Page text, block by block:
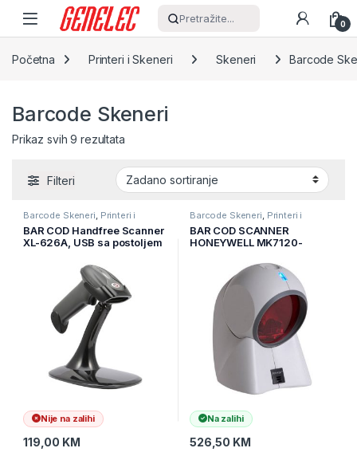
Skip to navigation
Skip to content
Pretražite... 0
Početna Printeri i Skeneri Skeneri Barcode
Barcode Skeneri
Prikaz svih 9 rezultata
Filteri
Barcode Skeneri, Printeri i
BAR COD Handfree Scanner
XL-626A, USB sa postoljem
Nije na zalihi
119,00 KM
Barcode Skeneri, Printeri i
BAR COD SCANNER
HONEYWELL MK7120-
Na zalihi
526,50 KM